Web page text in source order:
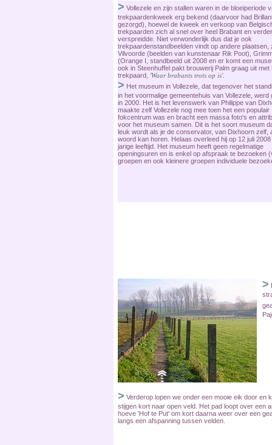
>
> Verderop lopen we onder een mooie eik door en
stijgen kort naar open veld. Het pad loopt over een
hoeve 'Hof te Put' om kort daarna weer over een
langs een afspanning tussen velden.
> Vollezele en zijn stallen waren in de bloeiperiode
trekpaardenkweek erg bekend (daarvoor had
gezorgd), hoewel de kweek en verkoop van
trekpaarden zich al snel over heel Brabant en verder
verspreidde. Niet verwonderlijk dus dat je ook
trekpaardenstandbeelden vindt op andere plaatsen,
Vilvoorde (beelden van kunstenaar Rik Poot),
(Orange I, standbeeld uit 2008 en er komt een
ook in Steenhuffel pakt brouwerij Palm graag uit met
trekpaard, 'Waar brabants trots op is'.
> Het museum in Vollezele, dat tegenover het
in het voormalige gemeentehuis van Vollezele, werd
in 2000. Het is het levenswerk van Philippe van
maakte zelf Vollezele nog mee toen het een populair
fokcentrum was en bracht een massa foto's en
voor het museum samen. Dit is het soort museum
leuk wordt als je de conservator, van Dixhoorn zelf,
woord kan horen. Helaas overleed hij op 12 juli
jarige leeftijd. Het museum heeft geen regelmatige
openingsuren en is enkel op afspraak te bezoeken
groepen en ook kleinere groepen individuele